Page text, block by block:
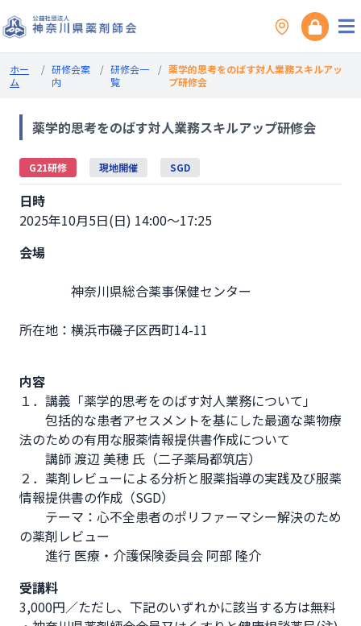
ホー
ム
/ 研修会案
内
/ 研修会一
覧
/ 薬学的思考をのばす対人業務スキルアッ
プ研修会
薬学的思考をのばす対人業務スキルアップ研修会
G21研修 現地開催 SGD
日時
2025年10月5日(日) 14:00～17:25
会場
所在地：横浜市磯子区西町14-11
内容
１．講義「薬学的思考をのばす対人業務について」
包括的な患者アセスメントを基にした最適な薬物療
法のための有用な服薬情報提供書作成について
講師 渡辺 美穂 氏（二子薬局都筑店）
２．薬剤レビューによる分析と服薬指導の実践及び服薬
情報提供書の作成（SGD）
テーマ：心不全患者のポリファーマシー解決のため
の薬剤レビュー
進行 医療・介護保険委員会 阿部 隆介
受講料
3,000円／ただし、下記のいずれかに該当する方は無料